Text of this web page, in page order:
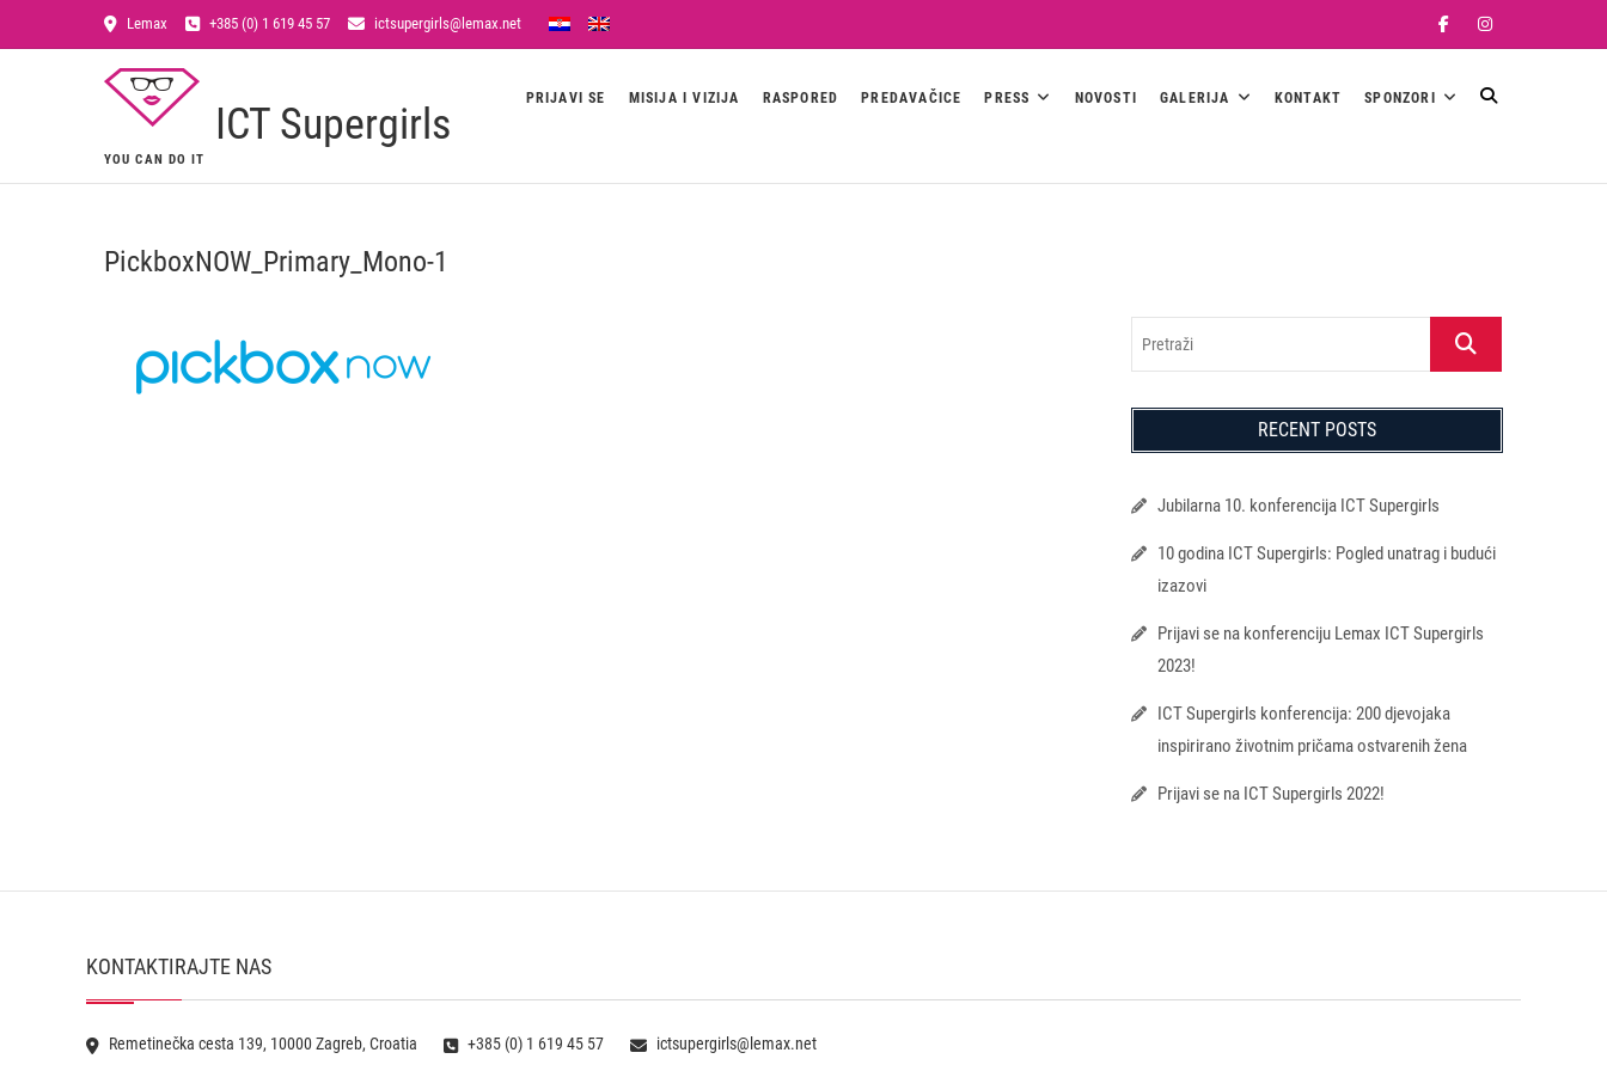
Lemax +385 (0) 1 619 45 57 ictsupergirls@lemax.net FacebookInstagram
ICT Supergirls
YOU CAN DO IT
PRIJAVI SE MISIJA I VIZIJA RASPORED PREDAVAČICE PRESS NOVOSTI GALERIJA KONTAKT SPONZORI
PickboxNOW_Primary_Mono-1
Pretraži
RECENT POSTS
Jubilarna 10. konferencija ICT Supergirls
10 godina ICT Supergirls: Pogled unatrag i budući
izazovi
Prijavi se na konferenciju Lemax ICT Supergirls
2023!
ICT Supergirls konferencija: 200 djevojaka
inspirirano životnim pričama ostvarenih žena
Prijavi se na ICT Supergirls 2022!
KONTAKTIRAJTE NAS
Remetinečka cesta 139, 10000 Zagreb, Croatia +385 (0) 1 619 45 57 ictsupergirls@lemax.net